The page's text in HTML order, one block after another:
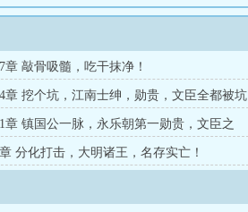
章 敲骨吸髓，吃干抹净！
章 挖个坑，江南士绅，勋贵，文臣全都被坑
！
章 镇国公一脉，永乐朝第一勋贵，文臣之
分化打击，大明诸王，名存实亡！